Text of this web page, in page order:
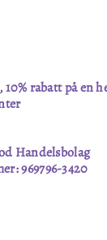
rabatt på en
Handelsbolag
969796-3420